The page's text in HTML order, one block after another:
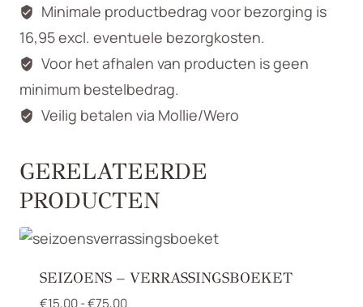
Minimale productbedrag voor bezorging is
16,95 excl. eventuele bezorgkosten.
Voor het afhalen van producten is geen
minimum bestelbedrag.
Veilig betalen via Mollie/Wero
GERELATEERDE
PRODUCTEN
SEIZOENS – VERRASSINGSBOEKET
€15,00-€75,00Prijsklasse: